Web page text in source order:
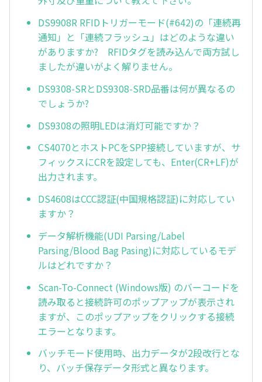
DS9908R RFIDトリガーモード(#642)の「連続再
通知」と「連続フラッシュ」はどのような違い
がありますか? RFIDタグを読み込んで両方試し
ましたが違いがよく解りません。
DS9308-SRとDS9308-SRD品番は何が異なるの
でしょうか?
DS9308の照明LEDは消灯可能ですか？
CS4070とホストPCをSPP接続していますが、サ
フィックスにCRを設定しても、Enter(CR+LF)が
出力されます。
DS4608はCCC認証(中国規格認証)に対応してい
ますか？
データ解析機能(UDI Parsing/Label
Parsing/Blood Bag Pasing)に対応しているモデ
ルはどれですか？
Scan-To-Connect (Windows版) のバーコードを
読み取ると接続許可のポップアップが表示され
ますが、このポップアップをクリックする接続
エラーとなります。
バッチモード使用時、出力データが2段改行とな
り、バッチ保存データ形式と異なります。